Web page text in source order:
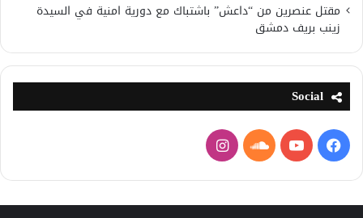
مقتل عنصرين من “داعش” باشتباك مع دورية امنية في السيدة
زينب بريف دمشق
Social
فيسبوكيوتيوبساوند
كلاود
انستقرام